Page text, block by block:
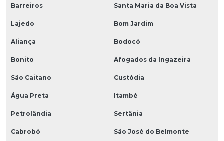
Barreiros Santa Maria da Boa Vista
Lajedo Bom Jardim
Aliança Bodocó
Bonito Afogados da Ingazeira
São Caitano Custódia
Água Preta Itambé
Petrolândia Sertânia
Cabrobó São José do Belmonte